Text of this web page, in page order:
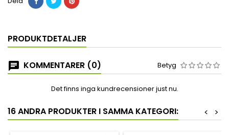
PRODUKTDETALJER
KOMMENTARER (0) Betyg
Det finns inga kundrecensioner just nu.
16 ANDRA PRODUKTER I SAMMA KATEGORI: >
<